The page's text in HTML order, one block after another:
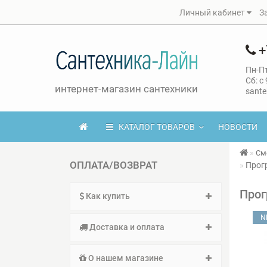
Личный кабинет
интернет-магазин сантехники
Пн-
Сб: с
КАТАЛОГ ТОВАРОВ НОВОСТИ
ОПЛАТА/ВОЗВРАТ
Как купить
Доставка и оплата
О нашем магазине